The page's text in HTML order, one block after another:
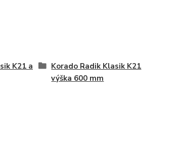
K21 a
Korado Radik Klasik K21
výška 600 mm